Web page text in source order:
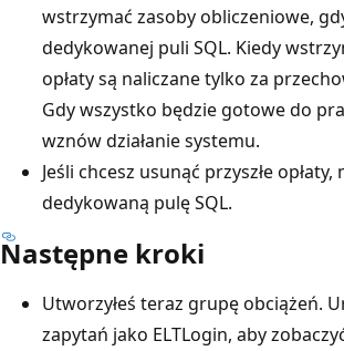
wstrzymać zasoby obliczeniowe,
dedykowanej puli SQL. Kiedy
opłaty są naliczane tylko za
Gdy wszystko będzie gotowe do
wznów działanie systemu.
Jeśli chcesz usunąć przyszłe
dedykowaną pulę SQL.
Następne kroki
Utworzyłeś teraz grupę obciążeń.
zapytań jako ELTLogin, aby